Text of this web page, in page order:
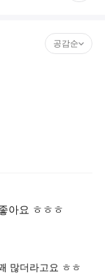
공감순
아요 ㅎㅎㅎ
많더라고요 ㅎㅎ